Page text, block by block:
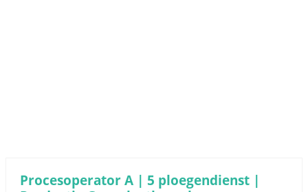
Procesoperator A | 5 ploegendienst |